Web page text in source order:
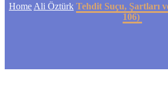
Home Ali Öztürk Tehdit Suçu, Şartları
106)